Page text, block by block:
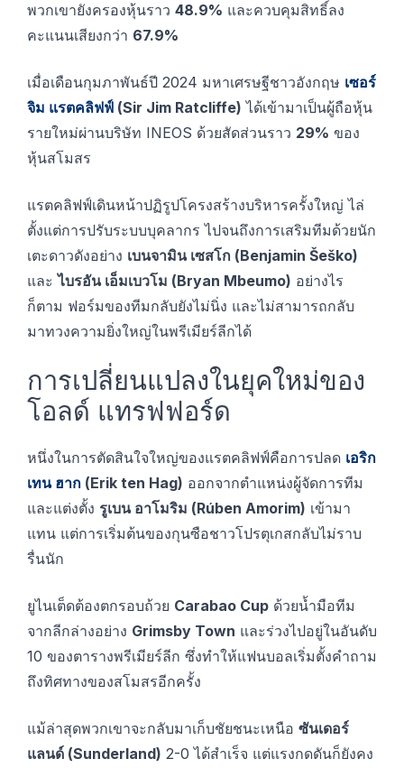
พวกเขายังครองหุ้นราว 48.9% และควบคุมสิทธิ์ลง
คะแนนเสียงกว่า 67.9%
เมื่อเดือนกุมภาพันธ์ปี 2024 มหาเศรษฐีชาวอังกฤษ เซอร์
จิม แรตคลิฟฟ์ (Sir Jim Ratcliffe) ได้เข้ามาเป็นผู้ถือหุ้น
รายใหม่ผ่านบริษัท INEOS ด้วยสัดส่วนราว 29% ของ
หุ้นสโมสร
แรตคลิฟฟ์เดินหน้าปฏิรูปโครงสร้างบริหารครั้งใหญ่ ไล่
ตั้งแต่การปรับระบบบุคลากร ไปจนถึงการเสริมทีมด้วยนัก
เตะดาวดังอย่าง เบนจามิน เซสโก (Benjamin Šeško)
และไบรอัน เอ็มเบวโม (Bryan Mbeumo) อย่างไร
ก็ตาม ฟอร์มของทีมกลับยังไม่นิ่ง และไม่สามารถกลับ
มาทวงความยิ่งใหญ่ในพรีเมียร์ลีกได้
การเปลี่ยนแปลงในยุคใหม่ของ
โอลด์ แทรฟฟอร์ด
หนึ่งในการตัดสินใจใหญ่ของแรตคลิฟฟ์คือการปลด เอริก
เทน ฮาก (Erik ten Hag) ออกจากตำแหน่งผู้จัดการทีม
และแต่งตั้ง รูเบน อาโมริม (Rúben Amorim) เข้ามา
แทน แต่การเริ่มต้นของกุนซือชาวโปรตุเกสกลับไม่ราบ
รื่นนัก
ยูไนเต็ดต้องตกรอบถ้วย Carabao Cup ด้วยน้ำมือทีม
จากลีกล่างอย่าง Grimsby Town และร่วงไปอยู่ในอันดับ
10 ของตารางพรีเมียร์ลีก ซึ่งทำให้แฟนบอลเริ่มตั้งคำถาม
ถึงทิศทางของสโมสรอีกครั้ง
แม้ล่าสุดพวกเขาจะกลับมาเก็บชัยชนะเหนือ ซันเดอร์
แลนด์ (Sunderland) 2-0 ได้สำเร็จ แต่แรงกดดันก็ยังคง